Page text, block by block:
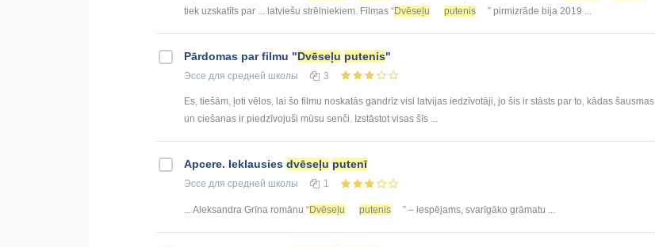
tiek uzskatīts par ... latviešu strēlniekiem. Filmas “Dvēseļu putenis ” pirmizrāde bija 2019 ...
Pārdomas par filmu "Dvēseļu putenis"
Эссе для средней школы 3
Es, tiešām, ļoti vēlos, lai šo filmu noskatās gandrīz visi latvijas iedzīvotāji, jo šis ir stāsts par to, kādas šausmas
un ciešanas ir piedzīvojuši mūsu senči. Izstāstot visas šīs ...
Apcere. Ieklausies dvēseļu putenī
Эссе для средней школы 1
... Aleksandra Grīna romānu “Dvēseļu putenis ” – iespējams, svarīgāko grāmatu ...